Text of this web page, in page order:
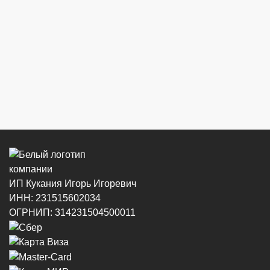
ИП Кукания Игорь Игоревич
ИНН: 231515602034
ОГРНИП: 314231504500011